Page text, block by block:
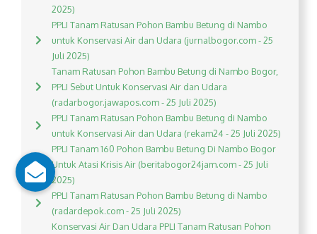
2025)
PPLI Tanam Ratusan Pohon Bambu Betung di Nambo
untuk Konservasi Air dan Udara (jurnalbogor.com - 25
Juli 2025)
Tanam Ratusan Pohon Bambu Betung di Nambo Bogor,
PPLI Sebut Untuk Konservasi Air dan Udara
(radarbogor.jawapos.com - 25 Juli 2025)
PPLI Tanam Ratusan Pohon Bambu Betung di Nambo
untuk Konservasi Air dan Udara (rekam24 - 25 Juli 2025)
PPLI Tanam 160 Pohon Bambu Betung Di Nambo Bogor
Untuk Atasi Krisis Air (beritabogor24jam.com - 25 Juli
2025)
PPLI Tanam Ratusan Pohon Bambu Betung di Nambo
(radardepok.com - 25 Juli 2025)
Konservasi Air Dan Udara PPLI Tanam Ratusan Pohon